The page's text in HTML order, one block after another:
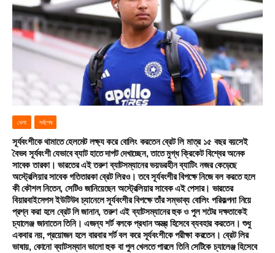
খেলা সর্বশেষ
সূর্যবংশীকে থামাতে হেলমেট লক্ষ্য করে বোলিং করতেন ব্রেট লি মাত্র ১৫ বছর বয়সেই
বৈভব সূর্যবংশী যেভাবে ব্যাট হাতে দাপট দেখাচ্ছেন, তাতে মুগ্ধ ক্রিকেট বিশ্বের অনেক
সাবেক তারকা। ভারতের এই তরুণ ব্যাটসম্যানের ভয়ডরহীন ব্যাটিং নজর কেড়েছে
অস্ট্রেলিয়ার সাবেক গতিতারকা ব্রেট লিরও। তবে সূর্যবংশীর বিপক্ষে নিজে বল করতে হলে
কী কৌশল নিতেন, সেটিও জানিয়েছেন অস্ট্রেলিয়ার সাবেক এই পেসার। ভারতের
বিয়ারবাইসেপস ইউটিউব চ্যানেলে সূর্যবংশীর বিপক্ষে তাঁর সম্ভাব্য বোলিং পরিকল্পনা নিয়ে
প্রশ্ন করা হলে ব্রেট লি জানান, তরুণ এই ব্যাটসম্যানের হুক ও পুল শটের দক্ষতাকেই
চ্যালেঞ্জ জানাতেন তিনি। এজন্য শর্ট বলকে প্রধান অস্ত্র হিসেবে ব্যবহার করতেন। শুধু
একবার নয়, প্রয়োজন হলে বারবার শর্ট বল করে সূর্যবংশীকে পরীক্ষা করতেন। ব্রেট লির
ভাষায়, কোনো ব্যাটসম্যান ভালো হুক বা পুল খেলতে পারলে তিনি সেটিকে চ্যালেঞ্জ হিসেবে